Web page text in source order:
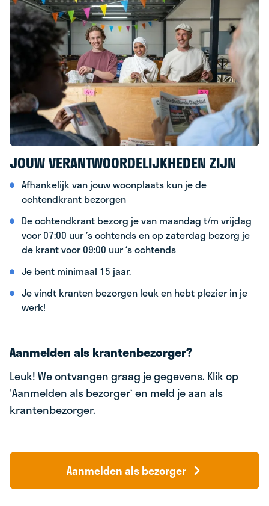
JOUW VERANTWOORDELIJKHEDEN ZIJN
Afhankelijk van jouw woonplaats kun je de
ochtendkrant bezorgen
De ochtendkrant bezorg je van maandag t/m vrijdag
voor 07:00 uur ’s ochtends en op zaterdag bezorg je
de krant voor 09:00 uur ‘s ochtends
Je bent minimaal 15 jaar.
Je vindt kranten bezorgen leuk en hebt plezier in je
werk!
Aanmelden als krantenbezorger?
Leuk! We ontvangen graag je gegevens. Klik op
'Aanmelden als bezorger‘ en meld je aan als
krantenbezorger.
Aanmelden als bezorger